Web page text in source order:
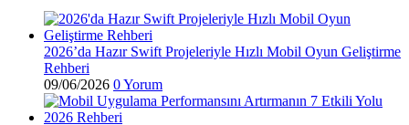
2026’da Hazır Swift Projeleriyle Hızlı Mobil Oyun Geliştirme
Rehberi
09/06/2026 0 Yorum